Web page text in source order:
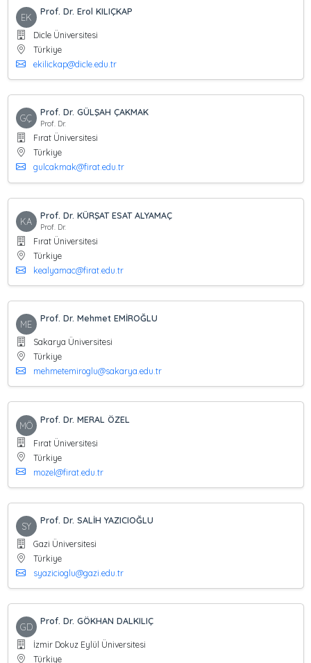
EK
Prof. Dr. Erol KILIÇKAP
Dicle Üniversitesi
Türkiye
ekilickap@dicle.edu.tr
GÇ
Prof. Dr. GÜLŞAH ÇAKMAK
Prof. Dr.
Fırat Üniversitesi
Türkiye
gulcakmak@firat.edu.tr
KA
Prof. Dr. KÜRŞAT ESAT ALYAMAÇ
Prof. Dr.
Fırat Üniversitesi
Türkiye
kealyamac@firat.edu.tr
ME
Prof. Dr. Mehmet EMİROĞLU
Sakarya Üniversitesi
Türkiye
mehmetemiroglu@sakarya.edu.tr
MÖ
Prof. Dr. MERAL ÖZEL
Fırat Üniversitesi
Türkiye
mozel@firat.edu.tr
SY
Prof. Dr. SALİH YAZICIOĞLU
Gazi Üniversitesi
Türkiye
syazicioglu@gazi.edu.tr
GD
Prof. Dr. GÖKHAN DALKILIÇ
İzmir Dokuz Eylül Üniversitesi
Türkiye